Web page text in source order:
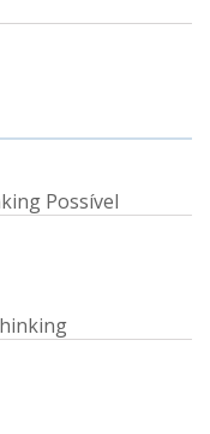
Possível